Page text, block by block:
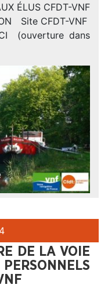
ÉLUS CFDT-VNF
Site CFDT-VNF
(ouverture dans
DE LA VOIE